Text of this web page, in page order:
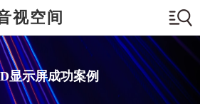
视空间
显示屏成功案例